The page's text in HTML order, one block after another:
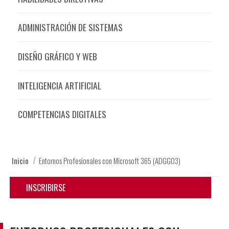
ADMINISTRACIÓN DE SISTEMAS
DISEÑO GRÁFICO Y WEB
INTELIGENCIA ARTIFICIAL
COMPETENCIAS DIGITALES
Inicio Entornos Profesionales con Microsoft 365 (ADGG03)
INSCRIBIRSE